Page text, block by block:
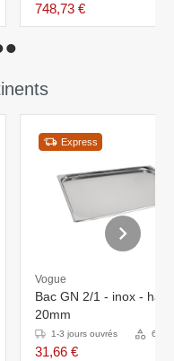
748,73 €
Express
Vogue
Bac GN 2/1 - inox -
20mm
1-3 jours ouvrés 6
31,66 €